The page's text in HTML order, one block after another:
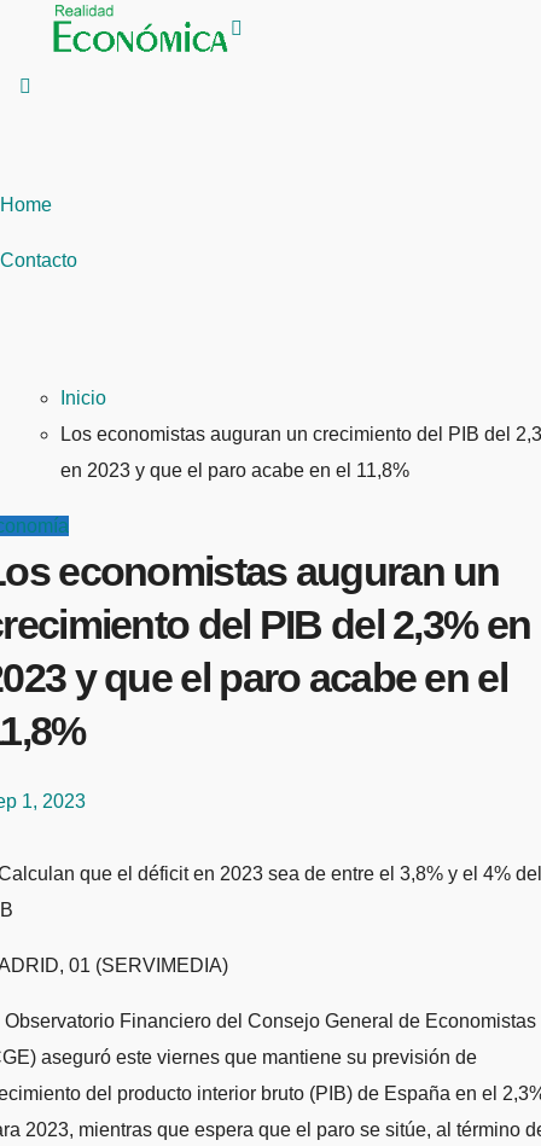
contenido
Home
Contacto
Inicio
Los economistas auguran un crecimiento del PIB del
en 2023 y que el paro acabe en el 11,8%
economistas auguran un
del PIB del 2,3% en
y que el paro acabe en el
1, 2023
01 (SERVIMEDIA)
Observatorio Financiero del Consejo General de Economistas
aseguró este viernes que mantiene su previsión de
del producto interior bruto (PIB) de España en el
2023, mientras que espera que el paro se sitúe, al término